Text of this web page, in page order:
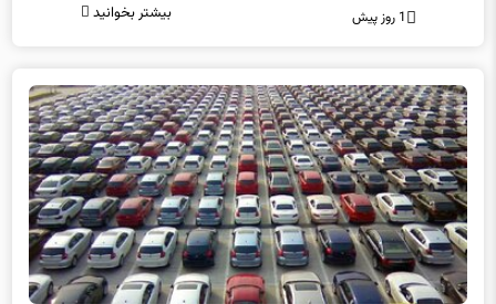
1 روز پیش بیشتر بخوانید